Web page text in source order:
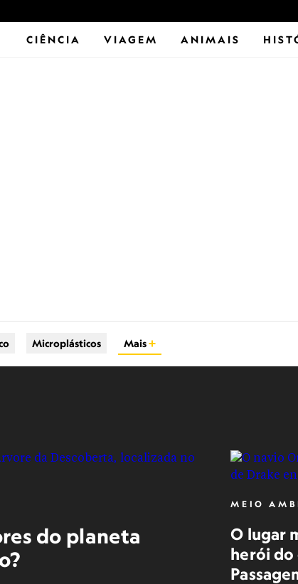
CIÊNCIA VIAGEM ANIMAIS
Microplásticos Mais
do planeta
MEIO
O lugar
herói do